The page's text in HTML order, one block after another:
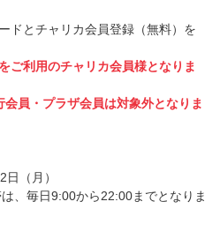
ドとチャリカ会員登録（無料）を
ご利用のチャリカ会員様となりま
員・プラザ会員は対象外となりま
（月）
、毎日9:00から22:00までとなりま